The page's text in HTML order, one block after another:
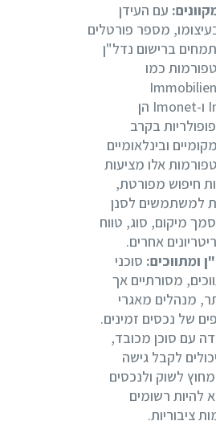
עם העידן
מספר פורטלים
ברישום נדל"ן
כמו
Immowelt ו-Imonet הן
בקרב
ובינלאומיים
אלו מציעות
חיפוש מפורטת,
למשתמשים לסנן
מיקום, סוג, טווח
אחרים.
ומתווכים: סוכני
מסורתיים אך
מנהלים מאגרי
של נכסים זמינים.
עם סוכן מכובד,
לקבל גישה
לשוק ולנכסים
להיות רשומים
ציבוריות.